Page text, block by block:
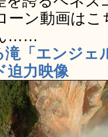
ーン動画は
……
「エンジェ
迫力映像